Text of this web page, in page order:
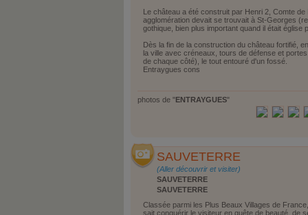
Le château a été construit par Henri 2, Comte
agglomération devait se trouvait à St-Georges
gothique, bien plus important quand il était
Dès la fin de la construction du château fortifié,
la ville avec créneaux, tours de défense et
de chaque côté), le tout entouré d'un fossé.
Entraygues cons
photos de "ENTRAYGUES"
SAUVETERRE
(Aller découvrir et visiter)
SAUVETERRE
SAUVETERRE
Classée parmi les Plus Beaux Villages de
sait conquérir le visiteur en quête de beauté, de